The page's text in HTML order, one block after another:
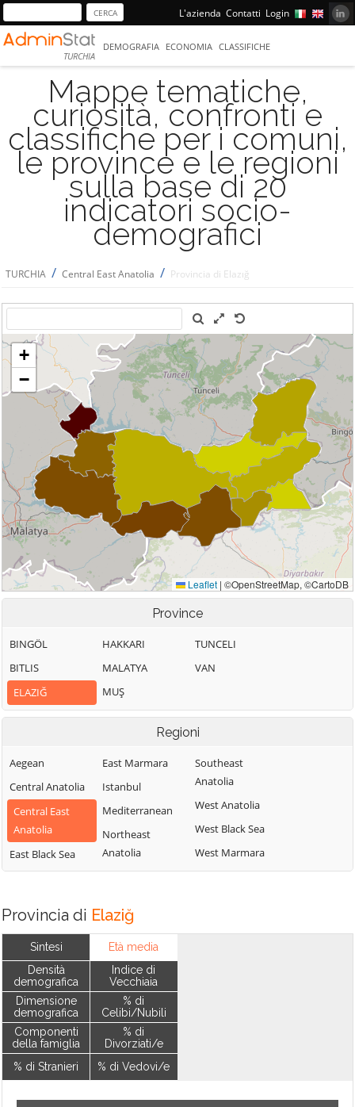
L'azienda Contatti Login
TURCHIA
DEMOGRAFIA ECONOMIA CLASSIFICHE
Mappe tematiche,
curiosità, confronti e
classifiche per i comuni,
le province e le regioni
sulla base di 20
indicatori socio-
demografici
TURCHIA / Central East Anatolia / Provincia di Elazığ
Province
BINGÖL
BITLIS
ELAZIĞ
HAKKARI
MALATYA
MUŞ
TUNCELI
VAN
Regioni
Aegean
Central Anatolia
Central East
Anatolia
East Black Sea
East Marmara
Istanbul
Mediterranean
Northeast
Anatolia
Southeast
Anatolia
West Anatolia
West Black Sea
West Marmara
Provincia di Elaziğ
Sintesi
Densità
demografica
Dimensione
demografica
Componenti
della famiglia
% di Stranieri
Età media
Indice di
Vecchiaia
% di
Celibi/Nubili
% di
Divorziati/e
% di Vedovi/e